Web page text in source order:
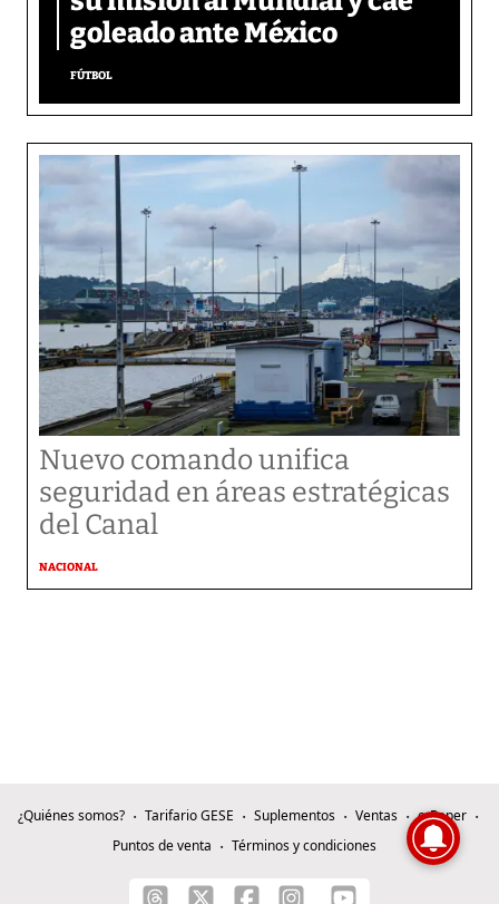
goleado ante México
FÚTBOL
Nuevo comando unifica
seguridad en áreas estratégicas
del Canal
NACIONAL
¿Quiénes somos? Tarifario GESE Suplementos Ventas
e-Paper
Puntos de venta
Términos y condiciones